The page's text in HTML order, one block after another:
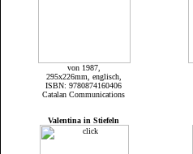
von 1987,
295x226mm, englisch,
ISBN: 9780874160406
Catalan Communications
Valentina in Stiefeln